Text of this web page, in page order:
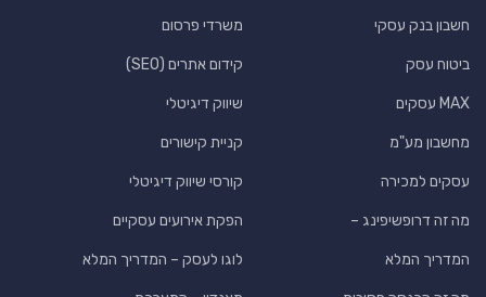
חשבון בנק עסקי
ביטוח עסק
MAX עסקים
מחשבון מע"מ
עסקים למכירה
מה זה דרופשיפינג –
המדריך המלא
משרדי פרסום
קידום אתרים (SEO)
שיווק דיגיטלי
קניית קישורים
קורסי שיווק דיגיטלי
הפקת אירועים עסקיים
לוגו לעסק – המדריך המלא